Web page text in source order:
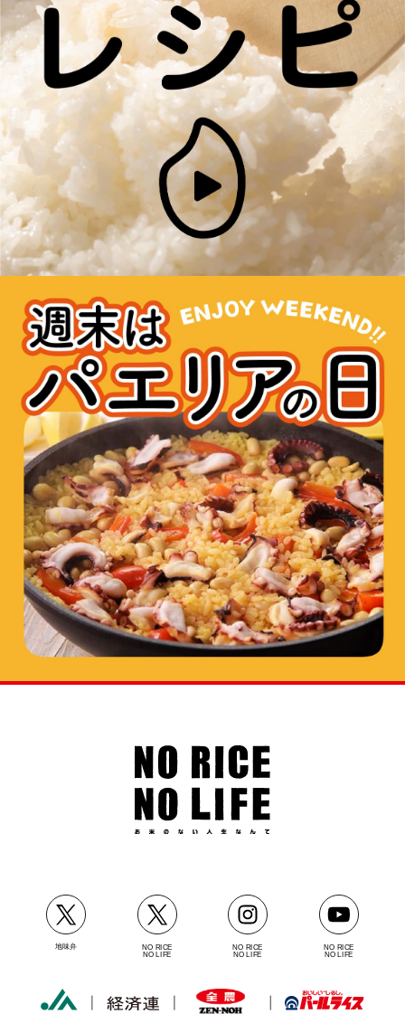
地味弁
NO RICE
NO LIFE
NO RICE
NO LIFE
NO RICE
NO LIFE